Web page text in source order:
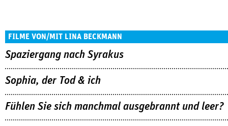
FILME VON/MIT LINA BECKMANN
Spaziergang nach Syrakus
Sophia, der Tod & ich
Fühlen Sie sich manchmal ausgebrannt und leer?